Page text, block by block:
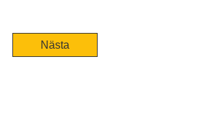
Nästa